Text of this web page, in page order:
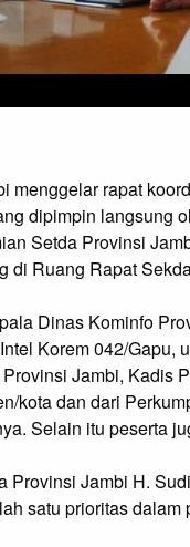
menggelar rapat
dipimpin langsung
Setda Provinsi
di Ruang Rapat
Dinas Kominfo
Korem 042/Gapu,
Jambi, Kadis
kota dan dari
Selain itu peserta
Provinsi Jambi H.
satu prioritas